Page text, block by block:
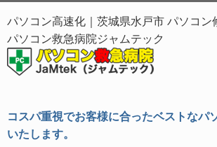
パソコン高速化｜茨城県水戸市 パソコ
パソコン救急病院ジャムテック
コスパ重視でお客様に合ったベストなパ
いたします。